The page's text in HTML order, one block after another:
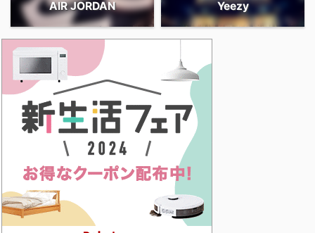
AIR JORDAN Yeezy